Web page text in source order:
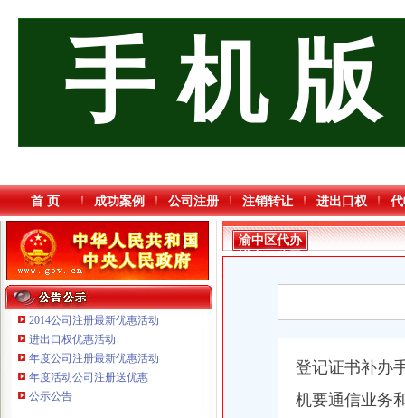
手 机 版
首 页 成功案例 公司注册 注销转让 进出口权
2014公司注册最新优惠活动
进出口权优惠活动
年度公司注册最新优惠活动
年度活动公司注册送优惠
公示公告
重庆海谛升进出口贸易有限公司 渝北100万 （进出口权）
重庆逸道医疗器械有限公司
渝中区代办
进出口公司
登记证书补办
机要通信业务